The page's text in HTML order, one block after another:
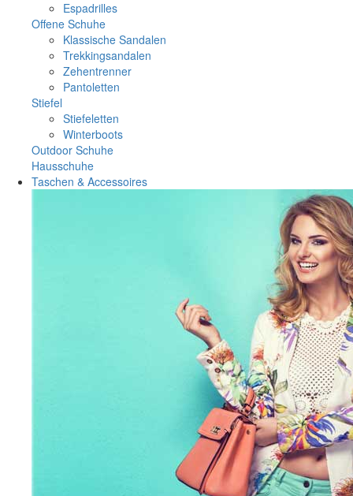
Espadrilles
Offene Schuhe
Klassische Sandalen
Trekkingsandalen
Zehentrenner
Pantoletten
Stiefel
Stiefeletten
Winterboots
Outdoor Schuhe
Hausschuhe
Taschen & Accessoires